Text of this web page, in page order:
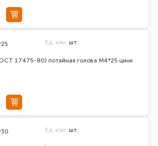
17475-80) потайная голова М4*25 цинк
Ед. изм. шт.
Ед. изм. шт.